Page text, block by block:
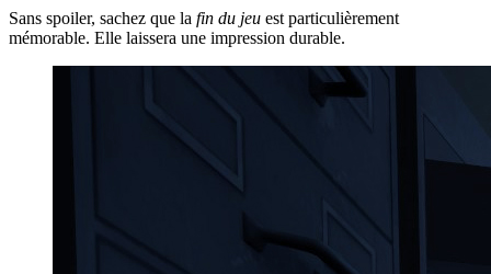
Sans spoiler, sachez que la fin du jeu est particulièrement
mémorable. Elle laissera une impression durable.